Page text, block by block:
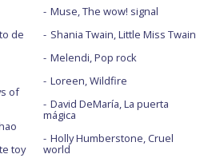
de
of
toy
Muse, The wow! signal
Shania Twain, Little Miss Twain
Melendi, Pop rock
Loreen, Wildfire
David DeMaría, La puerta
mágica
Holly Humberstone, Cruel
world